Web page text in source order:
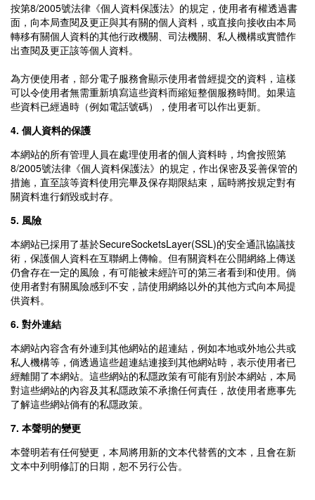
按第8/2005號法律《個人資料保護法》的規定，使用者有權透過書
面，向本局查閱及更正與其有關的個人資料，或直接向接收由本局
轉移有關個人資料的其他行政機關、司法機關、私人機構或實體作
出查閱及更正該等個人資料。
為方便使用者，部分電子服務會顯示使用者曾經提交的資料，這樣
可以令使用者無需重新填寫這些資料而縮短整個服務時間。如果這
些資料已經過時（例如電話號碼），使用者可以作出更新。
4. 個人資料的保護
本網站的所有管理人員在處理使用者的個人資料時，均會按照第
8/2005號法律《個人資料保護法》的規定，作出保密及妥善保管的
措施，直至該等資料使用完畢及保存期限結束，屆時將按規定對有
關資料進行銷毀或封存。
5. 風險
本網站已採用了基於SecureSocketsLayer(SSL)的安全通訊協議技
術，保護個人資料在互聯網上傳輸。但有關資料在公開網絡上傳送
仍會存在一定的風險，有可能被未經許可的第三者看到和使用。倘
使用者對有關風險感到不安，請使用網絡以外的其他方式向本局提
供資料。
6. 對外連結
本網站內容含有外連到其他網站的超連結，例如本地或外地公共或
私人機構等，倘透過這些超連結連接到其他網站時，表示使用者已
經離開了本網站。這些網站的私隱政策有可能有別於本網站，本局
對這些網站的內容及其私隱政策不承擔任何責任，故使用者應事先
了解這些網站倘有的私隱政策。
7. 本聲明的變更
本聲明若有任何變更，本局將用新的文本代替舊的文本，且會在新
文本中列明修訂的日期，恕不另行公告。